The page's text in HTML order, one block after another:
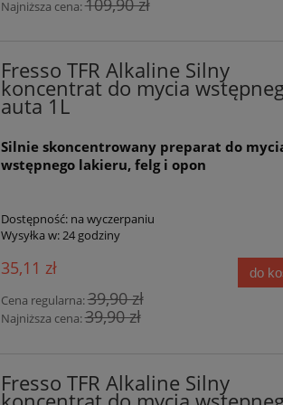
Najniższa cena:
Fresso TFR Alkaline Silny
koncentrat do mycia
auta 1L
Silnie skoncentrowany preparat do
wstępnego lakieru, felg i opon
Dostępność: na wyczerpaniu
Wysyłka w:24 godziny
35,11 zł
Cena regularna:39,90 zł
Najniższa cena:39,90 zł
do
Fresso TFR Alkaline Silny